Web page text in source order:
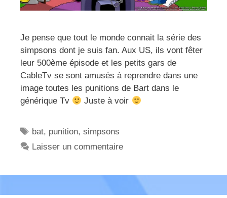
Je pense que tout le monde connait la série des
simpsons dont je suis fan. Aux US, ils vont fêter
leur 500ème épisode et les petits gars de
CableTv se sont amusés à reprendre dans une
image toutes les punitions de Bart dans le
générique Tv
Juste à voir
Étiquettes
bat, punition,simpsons
Laisser un commentaire